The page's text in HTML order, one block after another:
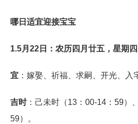
哪日适宜迎接宝宝
1.5月22日：农历四月廿五，星期四
宜 ：嫁娶、祈福、求嗣、开光、入
吉时：己未时（13：00-14：59）
59）。